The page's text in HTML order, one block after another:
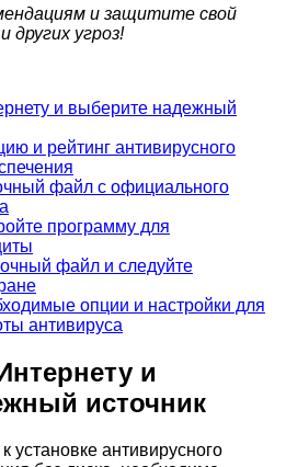
и защитите свой
других угроз!
и выберите надежный
и рейтинг антивирусного
файл с официального
программу для
файл и следуйте
опции и настройки для
антивируса
и
источник
установке антивирусного